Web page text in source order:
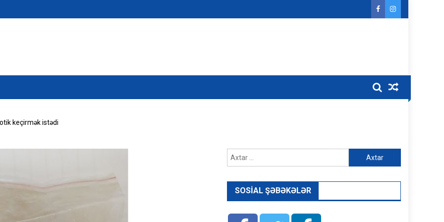
keçirmək istədi
Axtarış:
SOSIAL ŞƏBƏKƏLƏR